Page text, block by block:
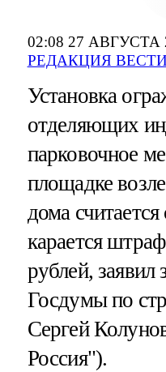
02:08 27 АВГУСТА
РЕДАКЦИЯ
Установка
отделяющих
парковочное
площадке
дома
карается
рублей, заявил
Госдумы по
Сергей
Россия").